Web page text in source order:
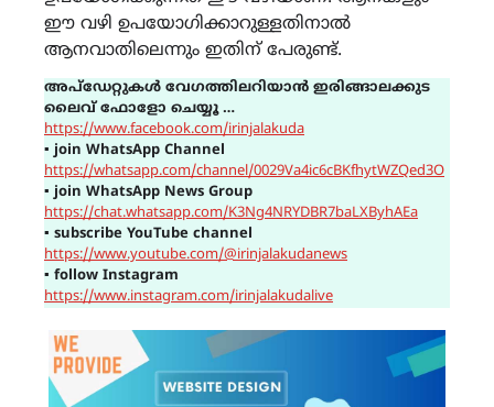
ഈ വഴി ഉപയോഗിക്കാറുള്ളതിനാൽ
ആനവാതിലെന്നും ഇതിന് പേരുണ്ട്.
അപ്ഡേറ്റുകൾ വേഗത്തിലറിയാൻ ഇരിങ്ങാലക്കുട
ലൈവ് ഫോളോ ചെയ്യൂ …
https://www.facebook.com/irinjalakuda
▪ join WhatsApp Channel
https://whatsapp.com/channel/0029Va4ic6cBKfhytWZQed3O
▪ join WhatsApp News Group
https://chat.whatsapp.com/K3Ng4NRYDBR7baLXByhAEa
▪ subscribe YouTube channel
https://www.youtube.com/@irinjalakudanews
▪ follow Instagram
https://www.instagram.com/irinjalakudalive